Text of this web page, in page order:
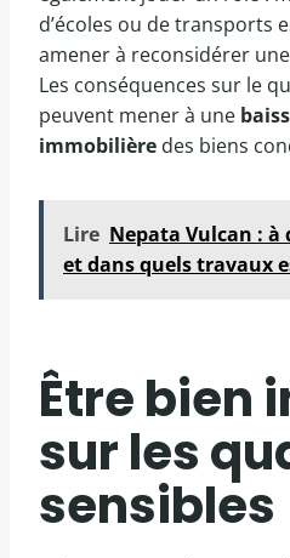
d’écoles ou de transports
amener à reconsidérer
Les conséquences sur le
peuvent mener à une
immobilière des biens
Lire Nepata Vulcan :
et dans quels travaux
Être bien
sur les
sensibles